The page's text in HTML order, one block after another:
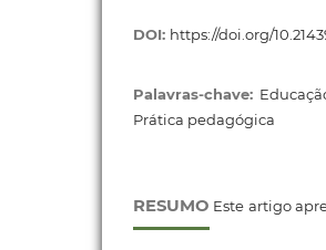
DOI: https://doi.org/
Palavras-chave:
Prática pedagógica
RESUMO Este artigo